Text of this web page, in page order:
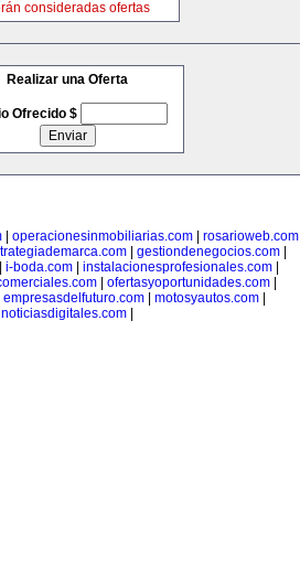
consideradas ofertas
Realizar una Oferta
Ofrecido $
operacionesinmobiliarias.com rosarioweb.com
| gestiondenegocios.com|
i-boda.com instalacionesprofesionales.com
| ofertasyoportunidades.com|
empresasdelfuturo.com| motosyautos.com|
noticiasdigitales.com